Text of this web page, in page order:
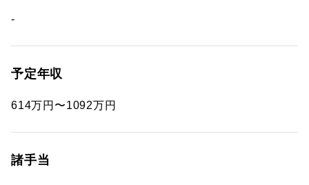
-
予定年収
614万円〜1092万円
諸手当